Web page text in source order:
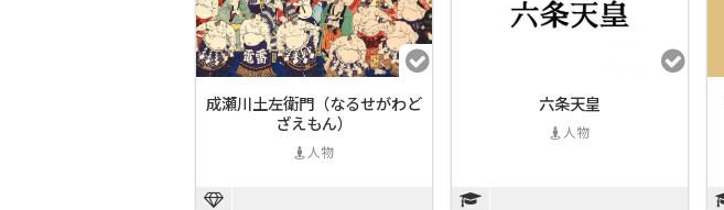
成瀬川土左衛門（なるせがわど
ざえもん）
人物
六条天皇
人物